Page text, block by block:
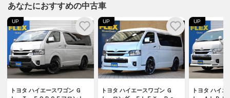
あなたにおすすめの中古車
UP
トヨタ ハイエースワゴン Ｇ
UP
トヨタ ハイエースワゴン Ｇ
UP
トヨタ ハイ